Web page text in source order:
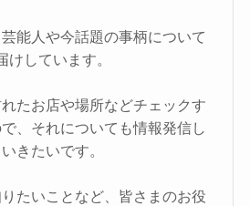
能人や今話題の事柄について
けしています。
たお店や場所などチェックす
、それについても情報発信し
きたいです。
たいことなど、皆さまのお役